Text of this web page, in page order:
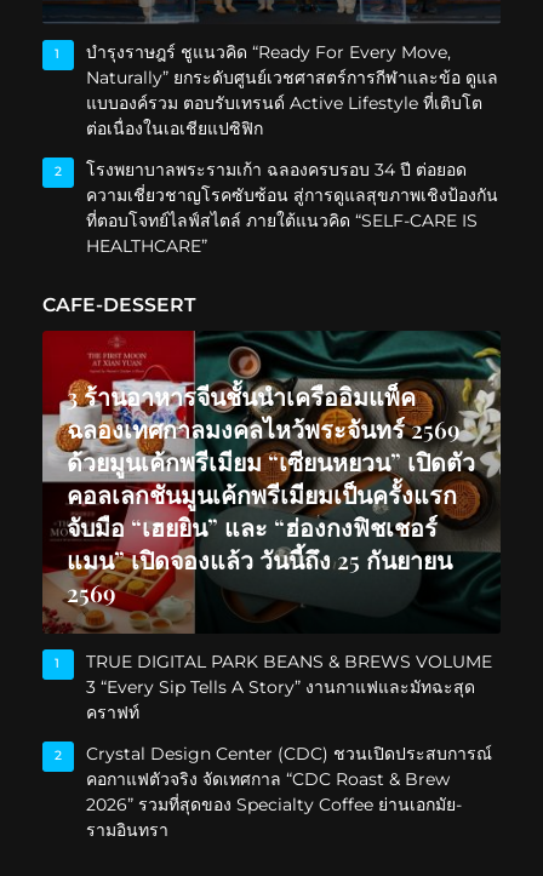
1
บำรุงราษฎร์ ชูแนวคิด “Ready For Every Move,
Naturally” ยกระดับศูนย์เวชศาสตร์การกีฬาและข้อ ดูแล
แบบองค์รวม ตอบรับเทรนด์ Active Lifestyle ที่เติบโต
ต่อเนื่องในเอเชียแปซิฟิก
2
โรงพยาบาลพระรามเก้า ฉลองครบรอบ 34 ปี ต่อยอด
ความเชี่ยวชาญโรคซับซ้อน สู่การดูแลสุขภาพเชิงป้องกัน
ที่ตอบโจทย์ไลฟ์สไตล์ ภายใต้แนวคิด “SELF-CARE IS
HEALTHCARE”
CAFE-DESSERT
3 ร้านอาหารจีนชั้นนำเครืออิมแพ็ค
ฉลองเทศกาลมงคลไหว้พระจันทร์ 2569
ด้วยมูนเค้กพรีเมียม “เซียนหยวน” เปิดตัว
คอลเลกชันมูนเค้กพรีเมียมเป็นครั้งแรก
จับมือ “เฮยยิน” และ “ฮ่องกงฟิชเชอร์
แมน” เปิดจองแล้ว วันนี้ถึง 25 กันยายน
2569
1
TRUE DIGITAL PARK BEANS & BREWS VOLUME
3 “Every Sip Tells A Story” งานกาแฟและมัทฉะสุด
คราฟท์
2
Crystal Design Center (CDC) ชวนเปิดประสบการณ์
คอกาแฟตัวจริง จัดเทศกาล “CDC Roast & Brew
2026” รวมที่สุดของ Specialty Coffee ย่านเอกมัย-
รามอินทรา